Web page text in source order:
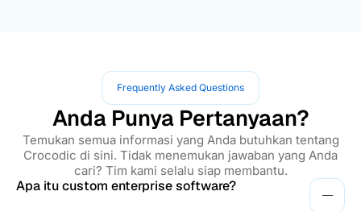
Frequently Asked Questions
Anda Punya Pertanyaan?
Temukan semua informasi yang Anda butuhkan tentang
Crocodic di sini. Tidak menemukan jawaban yang Anda
cari? Tim kami selalu siap membantu.
Apa itu custom enterprise software?